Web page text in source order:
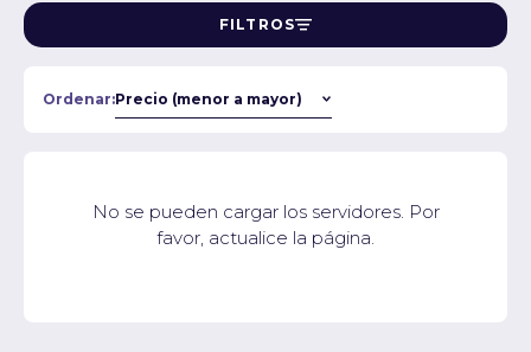
FILTROS
Ordenar:
No se pueden cargar los servidores. Por
favor, actualice la página.